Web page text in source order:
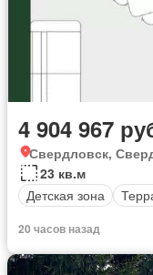
4 904 967
Свердловск,
23 кв.м
Детская зона
20 часов назад